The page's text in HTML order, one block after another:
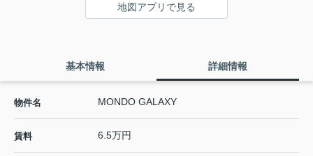
地図アプリで見る
基本情報 詳細情報
物件名 MONDO GALAXY
賃料 6.5万円